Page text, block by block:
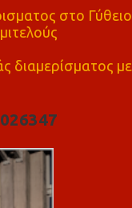
στο Γύθειο
διαμερίσματος με